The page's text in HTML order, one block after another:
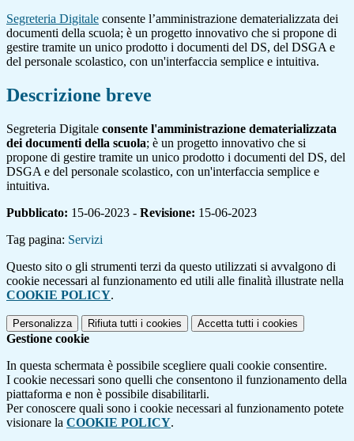
Segreteria Digitale consente l’amministrazione dematerializzata dei
documenti della scuola; è un progetto innovativo che si propone di
gestire tramite un unico prodotto i documenti del DS, del DSGA e
del personale scolastico, con un'interfaccia semplice e intuitiva.
Descrizione breve
Segreteria Digitale consente l'amministrazione dematerializzata
dei documenti della scuola; è un progetto innovativo che si
propone di gestire tramite un unico prodotto i documenti del DS, del
DSGA e del personale scolastico, con un'interfaccia semplice e
intuitiva.
Pubblicato: 15-06-2023 - Revisione: 15-06-2023
Tag pagina: Servizi
Questo sito o gli strumenti terzi da questo utilizzati si avvalgono di
cookie necessari al funzionamento ed utili alle finalità illustrate nella
COOKIE POLICY.
Personalizza Rifiuta tutti i cookies Accetta tutti i cookies
Gestione cookie
In questa schermata è possibile scegliere quali cookie consentire.
I cookie necessari sono quelli che consentono il funzionamento della
piattaforma e non è possibile disabilitarli.
Per conoscere quali sono i cookie necessari al funzionamento potete
visionare la COOKIE POLICY.